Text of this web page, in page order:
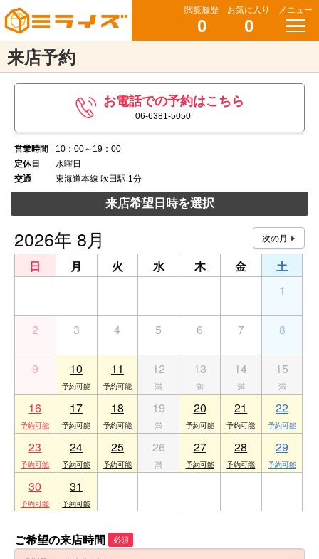
閲覧履歴
0
お気に入り
0
メニュー
来店予約
お電話での予約はこちら
06-6381-5050
営業時間
10：00～19：00
定休日
水曜日
交通
東海道本線 吹田駅 1分
来店希望日時を選択
2026年 8月
日 月 火 水 木 金
土
1
2 3 4 5 6 7 8
9 10 11 12 13 14 15
16 17 18 19 20 21 22
23 24 25 26 27 28 29
30 31
ご希望の来店時間 必須